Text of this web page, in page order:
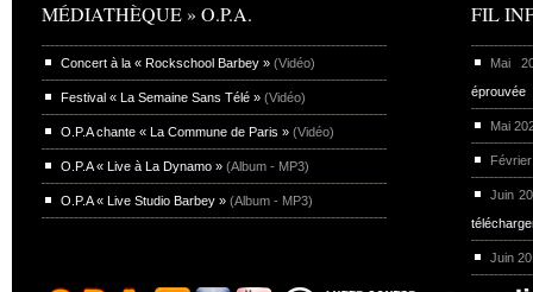
MÉDIATHÈQUE » O.P.A.
Concert à la « Rockschool Barbey » (Vidéo)
Festival « La Semaine Sans Télé » (Vidéo)
O.P.A chante « La Commune de Paris » (Vidéo)
O.P.A « Live à La Dynamo » (Album - MP3)
O.P.A « Live Studio Barbey » (Album - MP3)
FIL
Mai
éprouvée
Mai
Juin
Juin